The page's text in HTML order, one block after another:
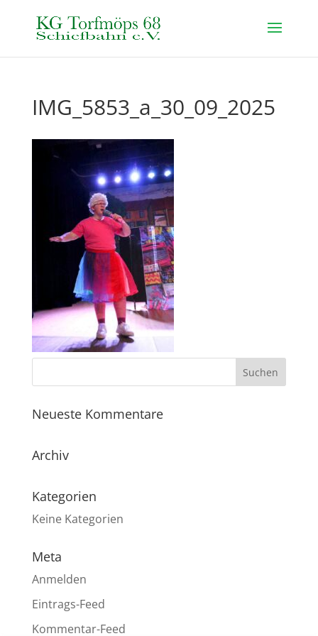
IMG_5853_a_30_09_2025
Neueste Kommentare
Archiv
Kategorien
Keine Kategorien
Meta
Anmelden
Eintrags-Feed
Kommentar-Feed